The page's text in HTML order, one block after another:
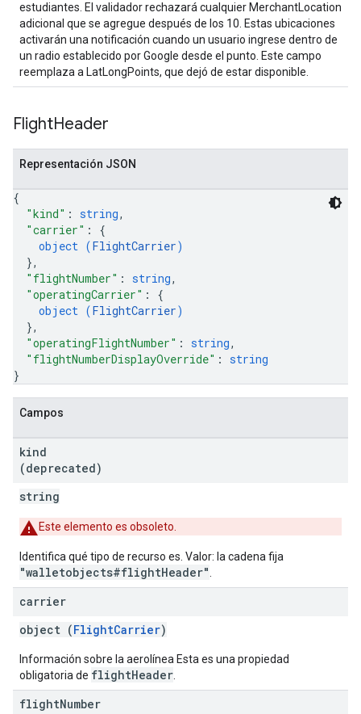
estudiantes. El validador rechazará cualquier MerchantLocation
adicional que se agregue después de los 10. Estas ubicaciones
activarán una notificación cuando un usuario ingrese dentro de
un radio establecido por Google desde el punto. Este campo
reemplaza a LatLongPoints, que dejó de estar disponible.
FlightHeader
Representación JSON
{
"kind" : string,
"carrier" : {
object (FlightCarrier)
},
"flightNumber" : string,
"operatingCarrier" : {
object (FlightCarrier)
},
"operatingFlightNumber" : string,
"flightNumberDisplayOverride" : string
}
Campos
kind
(deprecated)
string
Este elemento es obsoleto.
Identifica qué tipo de recurso es. Valor: la cadena fija
"walletobjects#flightHeader"
carrier
object (FlightCarrier)
Información sobre la aerolínea Esta es una propiedad
obligatoria de flightHeader
flightNumber